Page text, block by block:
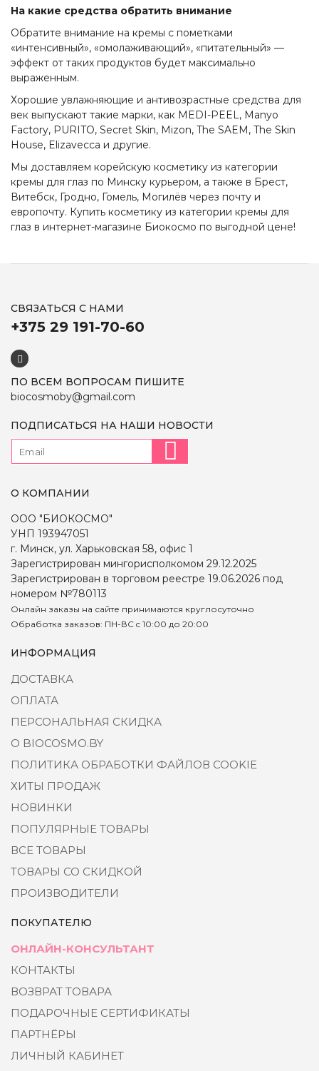
На какие средства обратить внимание
Обратите внимание на кремы с пометками
«интенсивный», «омолаживающий», «питательный» —
эффект от таких продуктов будет максимально
выраженным.
Хорошие увлажняющие и антивозрастные средства для
век выпускают такие марки, как MEDI-PEEL, Manyo
Factory, PURITO, Secret Skin, Mizon, The SAEM, The Skin
House, Elizavecca и другие.
Мы доставляем корейскую косметику из категории
кремы для глаз по Минску курьером, а также в Брест,
Витебск, Гродно, Гомель, Могилёв через почту и
европочту. Купить косметику из категории кремы для
глаз в интернет-магазине Биокосмо по выгодной цене!
СВЯЗАТЬСЯ С НАМИ
+375 29 191-70-60
ПО ВСЕМ ВОПРОСАМ ПИШИТЕ
biocosmoby@gmail.com
ПОДПИСАТЬСЯ НА НАШИ НОВОСТИ
О КОМПАНИИ
ООО "БИОКОСМО"
УНП 193947051
г. Минск, ул. Харьковская 58, офис 1
Зарегистрирован мингорисполкомом 29.12.2025
Зарегистрирован в торговом реестре 19.06.2026 под
номером №780113
Онлайн заказы на сайте принимаются круглосуточно
Обработка заказов: ПН-ВС c 10:00 до 20:00
ИНФОРМАЦИЯ
ДОСТАВКА
ОПЛАТА
ПЕРСОНАЛЬНАЯ СКИДКА
О BIOCOSMO.BY
ПОЛИТИКА ОБРАБОТКИ ФАЙЛОВ COOKIE
ХИТЫ ПРОДАЖ
НОВИНКИ
ПОПУЛЯРНЫЕ ТОВАРЫ
ВСЕ ТОВАРЫ
ТОВАРЫ СО СКИДКОЙ
ПРОИЗВОДИТЕЛИ
ПОКУПАТЕЛЮ
ОНЛАЙН-КОНСУЛЬТАНТ
КОНТАКТЫ
ВОЗВРАТ ТОВАРА
ПОДАРОЧНЫЕ СЕРТИФИКАТЫ
ПАРТНЁРЫ
ЛИЧНЫЙ КАБИНЕТ